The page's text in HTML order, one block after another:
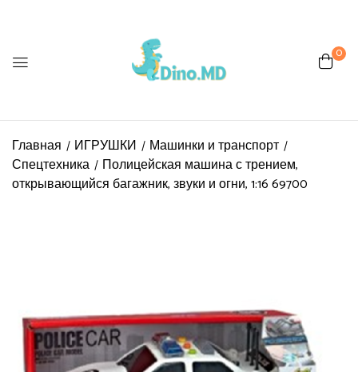
0
Главная ИГРУШКИ
Машинки и транспорт
Спецтехника
Полицейская машина с трением,
открывающийся багажник, звуки и огни, 1:16 69700